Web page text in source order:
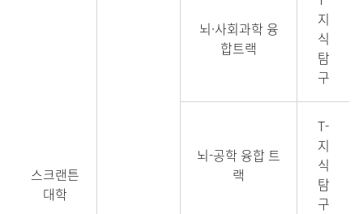
스크랜튼
대학
뇌·사회과학 융
합트랙
지
식
탐
구
뇌-공학 융합 트
랙
T-
지
식
탐
구